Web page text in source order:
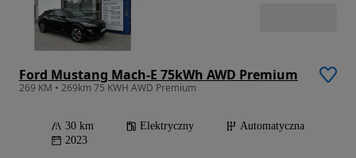
Ford Mustang Mach-E 75kWh AWD Premium
269 KM • 269km 75 KWH AWD Premium
30 km Elektryczny
Automatyczna
2023